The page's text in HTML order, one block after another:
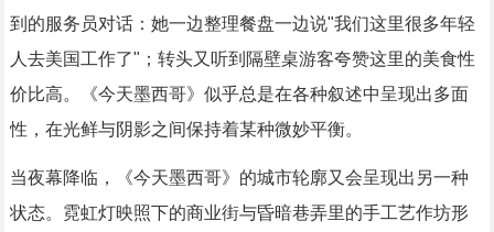
到的服务员对话：她一边整理餐盘一边说"我们这里很多年轻
人去美国工作了"；转头又听到隔壁桌游客夸赞这里的美食性
价比高。《今天墨西哥》似乎总是在各种叙述中呈现出多面
性，在光鲜与阴影之间保持着某种微妙平衡。
当夜幕降临，《今天墨西哥》的城市轮廓又会呈现出另一种
状态。霓虹灯映照下的商业街与昏暗巷弄里的手工艺作坊形